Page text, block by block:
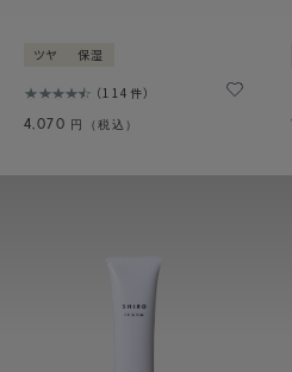
ツヤ 保湿
114件
4,070 円（税込）